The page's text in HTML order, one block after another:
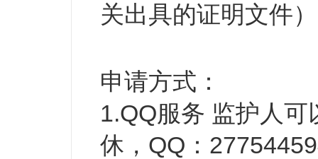
关出具的证明文件
申请方式：
1.QQ服务 监护人
休，QQ：